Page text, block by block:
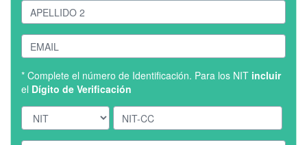
* Complete el número de Identificación. Para los NIT incluir
el Dígito de Verificación